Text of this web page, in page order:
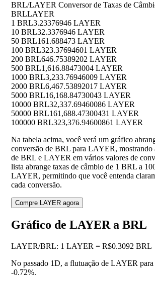
BRL/LAYER Conversor de Taxas de
BRLLAYER
1 BRL3.23376946 LAYER
10 BRL32.3376946 LAYER
50 BRL161.688473 LAYER
100 BRL323.37694601 LAYER
200 BRL646.75389202 LAYER
500 BRL1,616.88473004 LAYER
1000 BRL3,233.76946009 LAYER
2000 BRL6,467.53892017 LAYER
5000 BRL16,168.84730043 LAYER
10000 BRL32,337.69460086 LAYER
50000 BRL161,688.47300431 LAYER
100000 BRL323,376.94600861 LAYER
Na tabela acima, você verá um gráfico
conversão de BRL para LAYER, mostrando
de BRL e LAYER em vários valores de
lista abrange taxas de câmbio de 1 BRL a
LAYER, permitindo que você entenda
cada conversão.
Compre LAYER agora
Gráfico de LAYER a BRL
LAYER/BRL: 1 LAYER = R$0.3092 BRL
No passado 1D, a flutuação de LAYER
-0.72%.